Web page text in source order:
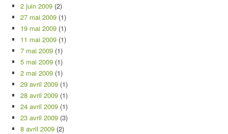
2 juin 2009 (2)
27 mai 2009 (1)
19 mai 2009 (1)
11 mai 2009 (1)
7 mai 2009 (1)
5 mai 2009 (1)
2 mai 2009 (1)
29 avril 2009 (1)
28 avril 2009 (1)
24 avril 2009 (1)
23 avril 2009 (3)
8 avril 2009 (2)